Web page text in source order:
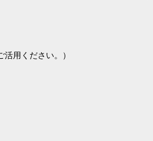
用ください。）